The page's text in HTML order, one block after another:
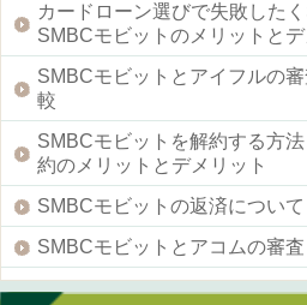
カードローン選びで失敗した
SMBCモビットのメリットとデ
SMBCモビットとアイフルの
較
SMBCモビットを解約する方
約のメリットとデメリット
SMBCモビットの返済について
SMBCモビットとアコムの審